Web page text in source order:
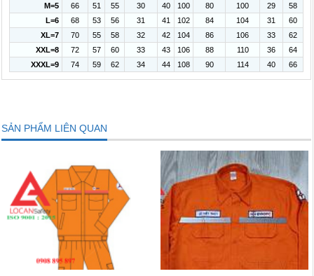
M=5
66 51 55 30 40 100 80 100 29
58
L=6
68 53 56 31 41 102 84 104 31
60
XL=7
70 55 58 32 42 104 86 106 33
62
XXL=8
72 57 60 33 43 106 88 110 36
64
XXXL=9
74 59 62 34 44 108 90 114 40 66
SẢN PHẨM LIÊN QUAN